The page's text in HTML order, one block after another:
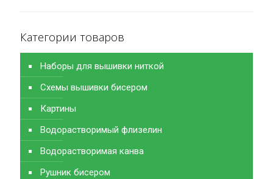
Категории товаров
Наборы для вышивки ниткой
Схемы вышивки бисером
Картины
Водорастворимый флизелин
Водорастворимая канва
Рушник бисером